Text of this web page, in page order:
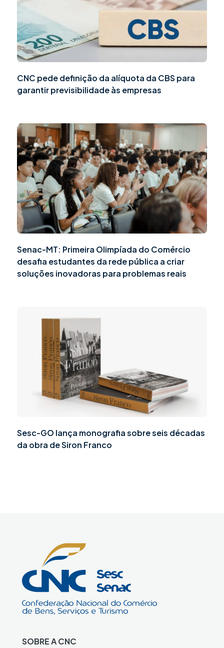
CNC pede definição da alíquota da CBS para
garantir previsibilidade às empresas
Senac-MT: Primeira Olimpíada do Comércio
desafia estudantes da rede pública a criar
soluções inovadoras para problemas reais
Sesc-GO lança monografia sobre seis décadas
da obra de Siron Franco
SOBRE A CNC